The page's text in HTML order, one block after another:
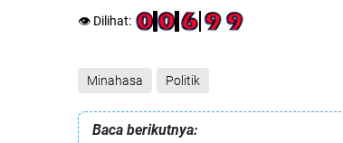
👁️ Dilihat:
Minahasa Politik
Baca berikutnya: